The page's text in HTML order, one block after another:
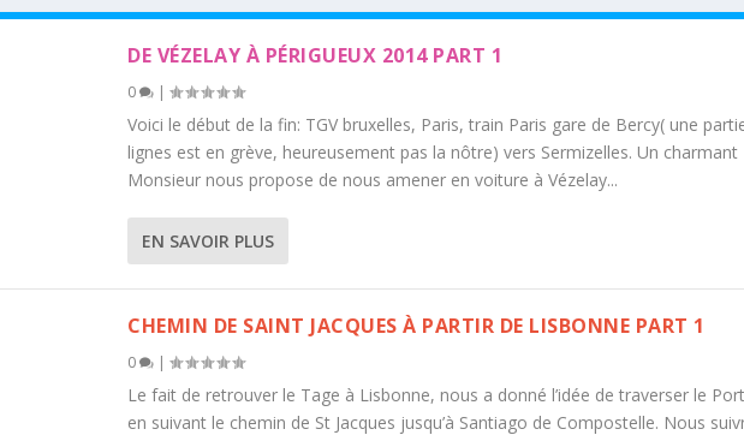
DE VÉZELAY À PÉRIGUEUX 2014 PART 1
0 |
Voici le début de la fin: TGV bruxelles, Paris, train Paris gare de Bercy( une
lignes est en grève, heureusement pas la nôtre) vers Sermizelles. Un charmant
Monsieur nous propose de nous amener en voiture à Vézelay...
EN SAVOIR PLUS
CHEMIN DE SAINT JACQUES À PARTIR DE LISBONNE PART 1
0 |
Le fait de retrouver le Tage à Lisbonne, nous a donné l’idée de traverser le
en suivant le chemin de St Jacques jusqu’à Santiago de Compostelle. Nous